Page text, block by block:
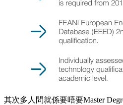
其次多人問就係要唔要Master